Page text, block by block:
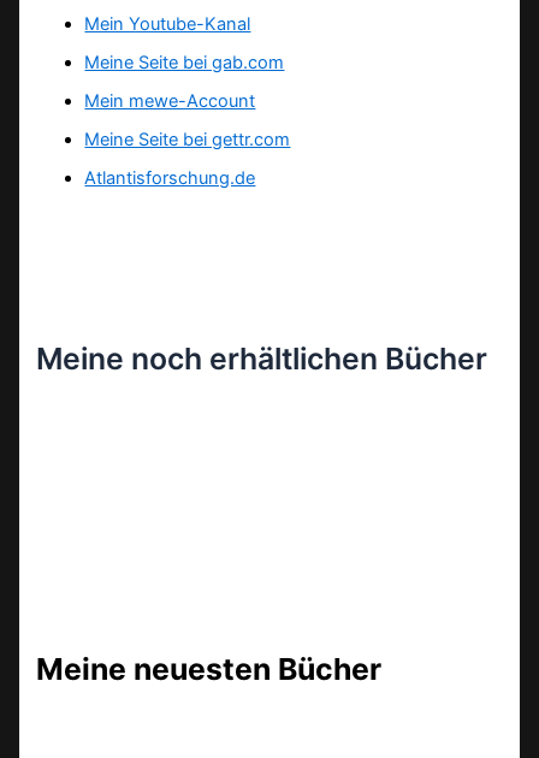
Mein Youtube-Kanal
Meine Seite bei gab.com
Mein mewe-Account
Meine Seite bei gettr.com
Atlantisforschung.de
Meine noch erhältlichen Bücher
Meine neuesten Bücher